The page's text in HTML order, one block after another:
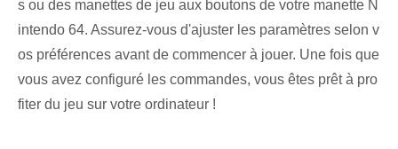
s ou des manettes de jeu aux boutons de votre manette N
intendo 64. Assurez-vous d'ajuster les paramètres selon v
os préférences avant de commencer à jouer. Une fois que
vous avez configuré les commandes, vous êtes prêt à pro
fiter du jeu sur votre ordinateur !